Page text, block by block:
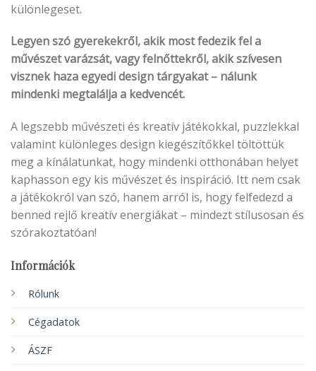
különlegeset.
Legyen szó gyerekekről, akik most fedezik fel a
művészet varázsát, vagy felnőttekről, akik szívesen
visznek haza egyedi design tárgyakat – nálunk
mindenki megtalálja a kedvencét.
A legszebb művészeti és kreatív játékokkal, puzzlekkal
valamint különleges design kiegészítőkkel töltöttük
meg a kínálatunkat, hogy mindenki otthonában helyet
kaphasson egy kis művészet és inspiráció. Itt nem csak
a játékokról van szó, hanem arról is, hogy felfedezd a
benned rejlő kreatív energiákat – mindezt stílusosan és
szórakoztatóan!
Információk
Rólunk
Cégadatok
ÁSZF